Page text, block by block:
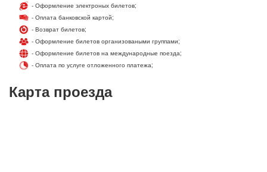
- Оформление электроных билетов;
- Оплата банковской картой;
- Возврат билетов;
- Оформление билетов организоваными группами;
- Оформление билетов на международные поезда;
- Оплата по услуге отложенного платежа;
Карта проезда